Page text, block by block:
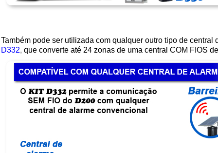
Também pode ser utilizada com qualquer outro tipo de
D332, que converte até 24 zonas de uma central COM FIOS